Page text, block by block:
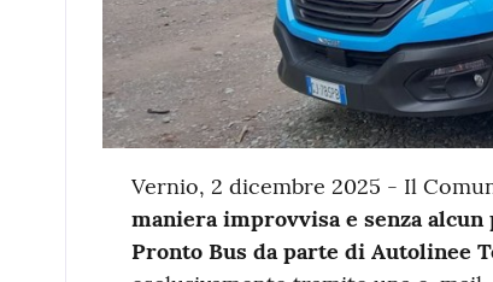
Contenuto
Vernio, 2 dicembre 2025 - Il
maniera improvvisa e senza
Pronto Bus da parte di Autolinee